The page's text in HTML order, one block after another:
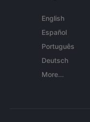
English
Español
Português
Deutsch
More...